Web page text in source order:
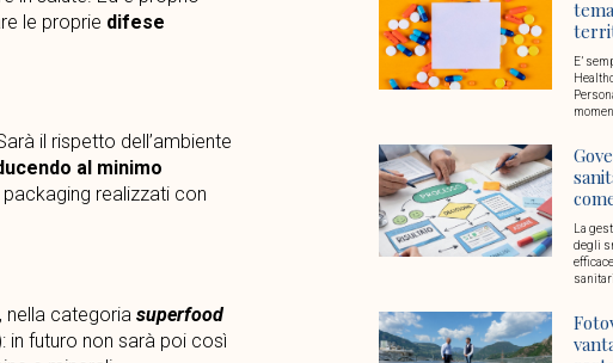
le proprie difese
il rispetto dell’ambiente
al minimo
realizzati con
nella categoria superfood
in futuro non sarà poi così
E’
La
degli